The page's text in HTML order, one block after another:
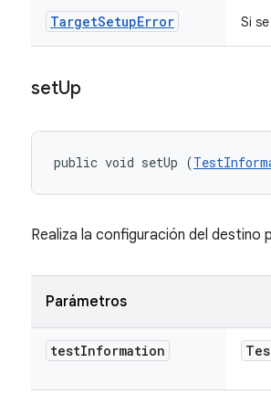
TargetSetupError Si
setUp
public void setUp (
Realiza la configuración del destino
Parámetros
testInformation